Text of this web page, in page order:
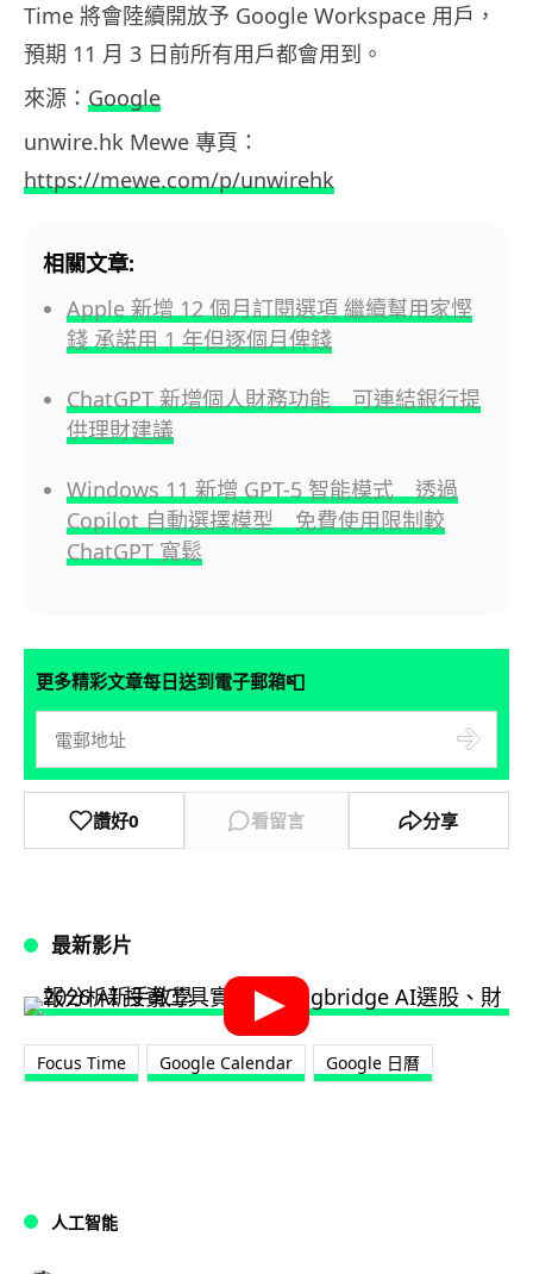
Time 將會陸續開放予 Google Workspace 用戶，
預期 11 月 3 日前所有用戶都會用到。
來源： Google
unwire.hk Mewe 專頁：
https://mewe.com/p/unwirehk
相關文章:
Apple 新增 12 個月訂閱選項 繼續幫用家慳
錢 承諾用 1 年但逐個月俾錢
ChatGPT 新增個人財務功能 可連結銀行提
供理財建議
Windows 11 新增 GPT-5 智能模式 透過
Copilot 自動選擇模型 免費使用限制較
ChatGPT 寬鬆
更多精彩文章每日送到電子郵箱📮
讚好0 看留言 分享
最新影片
Focus Time Google Calendar Google 日曆
人工智能